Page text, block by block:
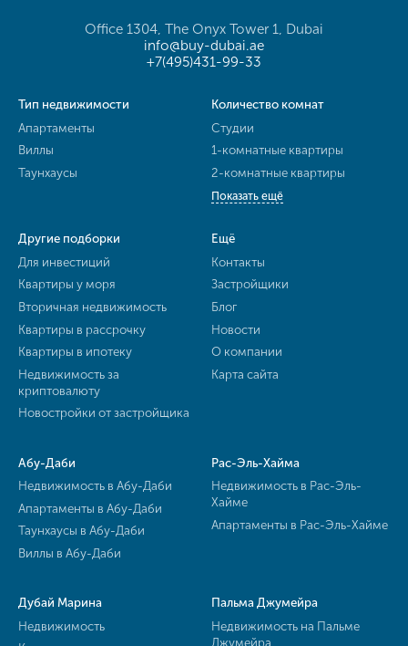
Office 1304, The Onyx Tower 1, Dubai
info@buy-dubai.ae
+7(495)431-99-33
Тип недвижимости
Апартаменты
Виллы
Таунхаусы
Количество комнат
Студии
1-комнатные квартиры
2-комнатные квартиры
Показать ещё
Другие подборки
Для инвестиций
Квартиры у моря
Вторичная недвижимость
Квартиры в рассрочку
Квартиры в ипотеку
Недвижимость за
криптовалюту
Новостройки от застройщика
Ещё
Контакты
Застройщики
Блог
Новости
О компании
Карта сайта
Абу-Даби
Недвижимость в Абу-Даби
Апартаменты в Абу-Даби
Таунхаусы в Абу-Даби
Виллы в Абу-Даби
Рас-Эль-Хайма
Недвижимость в Рас-Эль-
Хайме
Апартаменты в Рас-Эль-Хайме
Дубай Марина
Недвижимость
Пальма Джумейра
Недвижимость на Пальме
Джумейра